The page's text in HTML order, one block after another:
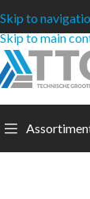
Skip to
Skip to main